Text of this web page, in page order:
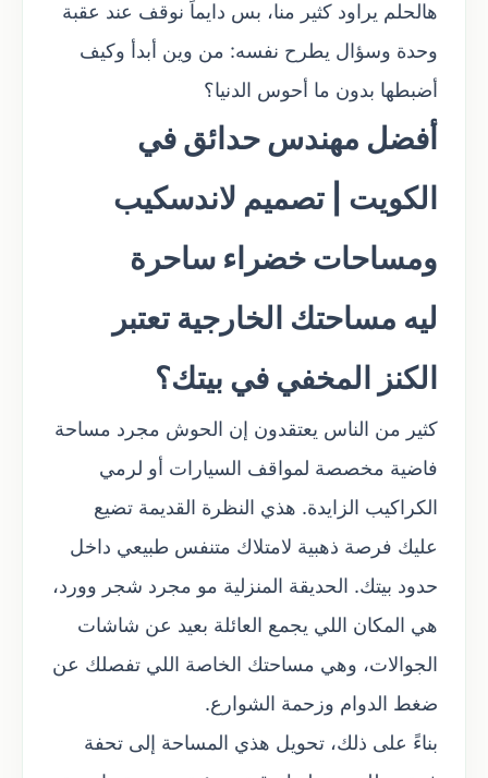
هالحلم يراود كثير منا، بس دايماً نوقف عند عقبة
وحدة وسؤال يطرح نفسه: من وين أبدأ وكيف
أضبطها بدون ما أحوس الدنيا؟
أفضل مهندس حدائق في
الكويت | تصميم لاندسكيب
ومساحات خضراء ساحرة
ليه مساحتك الخارجية تعتبر
الكنز المخفي في بيتك؟
كثير من الناس يعتقدون إن الحوش مجرد مساحة
فاضية مخصصة لمواقف السيارات أو لرمي
الكراكيب الزايدة. هذي النظرة القديمة تضيع
عليك فرصة ذهبية لامتلاك متنفس طبيعي داخل
حدود بيتك. الحديقة المنزلية مو مجرد شجر وورد،
هي المكان اللي يجمع العائلة بعيد عن شاشات
الجوالات، وهي مساحتك الخاصة اللي تفصلك عن
ضغط الدوام وزحمة الشوارع.
بناءً على ذلك، تحويل هذي المساحة إلى تحفة